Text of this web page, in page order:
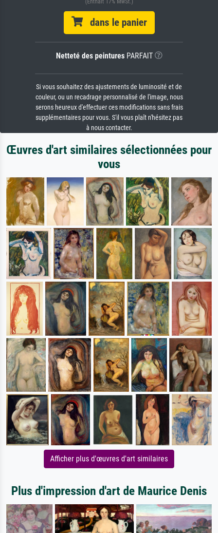
dans le panier
Netteté des peinturesPARFAIT
Si vous souhaitez des ajustements de luminosité et de
couleur, ou un recadrage personnalisé de l'image, nous
serons heureux d'effectuer ces modifications sans frais
supplémentaires pour vous. S'il vous plaît n'hésitez pas
à nous contacter.
Œuvres d'art similaires sélectionnées pour
vous
Afficher plus d'œuvres d'art similaires
Plus d'impression d'art de Maurice Denis